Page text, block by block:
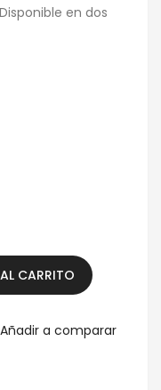
en dos
CARRITO
Añadir a comparar